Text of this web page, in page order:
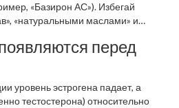
«Базирон АС»). Избегай
«натуральными маслами» и
активных веществ в
состав. Если в первых пяти
перед
уровень эстрогена падает, а
тестостерона) относительно